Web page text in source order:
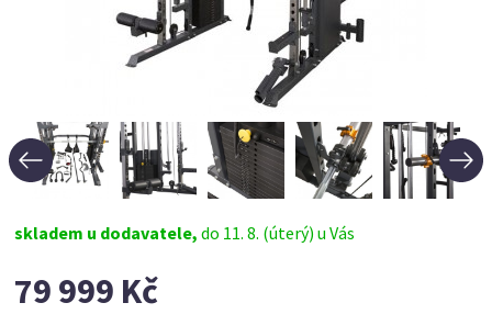
skladem u dodavatele,do 11. 8. (úterý) u Vás
79 999 Kč